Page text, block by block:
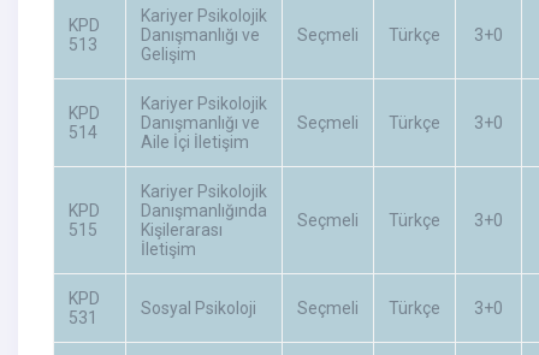
KPD
513
Kariyer Psikolojik
Danışmanlığı ve
Gelişim
Seçmeli Türkçe 3+0
KPD
514
Kariyer Psikolojik
Danışmanlığı ve
Aile İçi İletişim
Seçmeli Türkçe 3+0
KPD
515
Kariyer Psikolojik
Danışmanlığında
Kişilerarası
İletişim
Seçmeli Türkçe 3+0
KPD
531
Sosyal Psikoloji Seçmeli Türkçe 3+0